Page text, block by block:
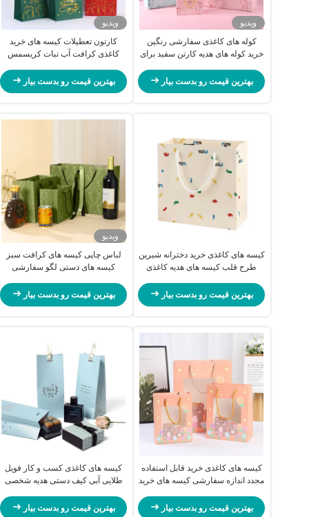
ویدیو
کوله های کاغذی سفارشی رنگین
خرید کوله های هدیه کارتن سفید برای
بهترین قیمت رو بدست بیار
ویدیو
کارتون تعطیلات کیسه های خرید
کاغذی کرافت آب نبات کریسمس
بهترین قیمت رو بدست بیار
کیسه های کاغذی خرید دخترانه شیرین
طرح قلب کیسه های هدیه کاغذی
بهترین قیمت رو بدست بیار
ویدیو
لباس چاپی کیسه های کرافت سبز
کیسه های دستی لگو سفارشی
بهترین قیمت رو بدست بیار
کیسه های کاغذی خرید قابل استفاده
مجدد اندازه سفارشی کیسه های خرید
بهترین قیمت رو بدست بیار
کیسه های کاغذی کسب و کار فویل
طلایی آبی کیف دستی هدیه شخصی
بهترین قیمت رو بدست بیار